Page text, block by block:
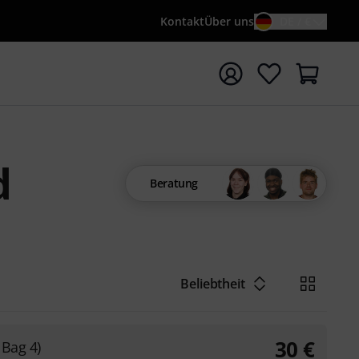
KontaktÜber uns
mit Suchwort {searchTerm} starten
Beratung
Beliebtheit
4) 30 €